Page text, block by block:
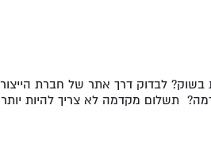
לבדוק דרך אתר של חברת
תשלום מקדמה לא צריך להיות